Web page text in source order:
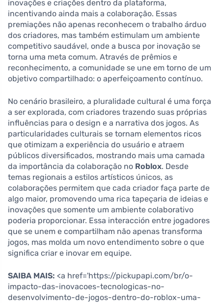
inovações e criações dentro da plataforma,
incentivando ainda mais a colaboração. Essas
premiações não apenas reconhecem o trabalho árduo
dos criadores, mas também estimulam um ambiente
competitivo saudável, onde a busca por inovação se
torna uma meta comum. Através de prêmios e
reconhecimento, a comunidade se une em torno de um
objetivo compartilhado: o aperfeiçoamento contínuo.
No cenário brasileiro, a pluralidade cultural é uma força
a ser explorada, com criadores trazendo suas próprias
influências para o design e a narrativa dos jogos. As
particularidades culturais se tornam elementos ricos
que otimizam a experiência do usuário e atraem
públicos diversificados, mostrando mais uma camada
da importância da colaboração no Roblox. Desde
temas regionais a estilos artísticos únicos, as
colaborações permitem que cada criador faça parte de
algo maior, promovendo uma rica tapeçaria de ideias e
inovações que somente um ambiente colaborativo
poderia proporcionar. Essa interacción entre jogadores
que se unem e compartilham não apenas transforma
jogos, mas molda um novo entendimento sobre o que
significa criar e inovar em equipe.
SAIBA MAIS: <a href='https://pickupapi.com/br/o-
impacto-das-inovacoes-tecnologicas-no-
desenvolvimento-de-jogos-dentro-do-roblox-uma-